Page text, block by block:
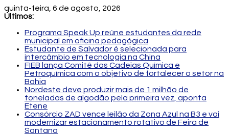
quinta-feira, 6 de agosto, 2026
Últimos:
Programa Speak Up reúne estudantes da rede
municipal em oficina pedagógica
Estudante de Salvador é selecionada para
intercâmbio em tecnologia na China
FIEB lança Comitê das Cadeias Química e
Petroquímica com o objetivo de fortalecer o setor na
Bahia
Nordeste deve produzir mais de 1 milhão de
toneladas de algodão pela primeira vez, aponta
Etene
Consórcio ZAD vence leilão da Zona Azul na B3 e vai
modernizar estacionamento rotativo de Feira de
Santana